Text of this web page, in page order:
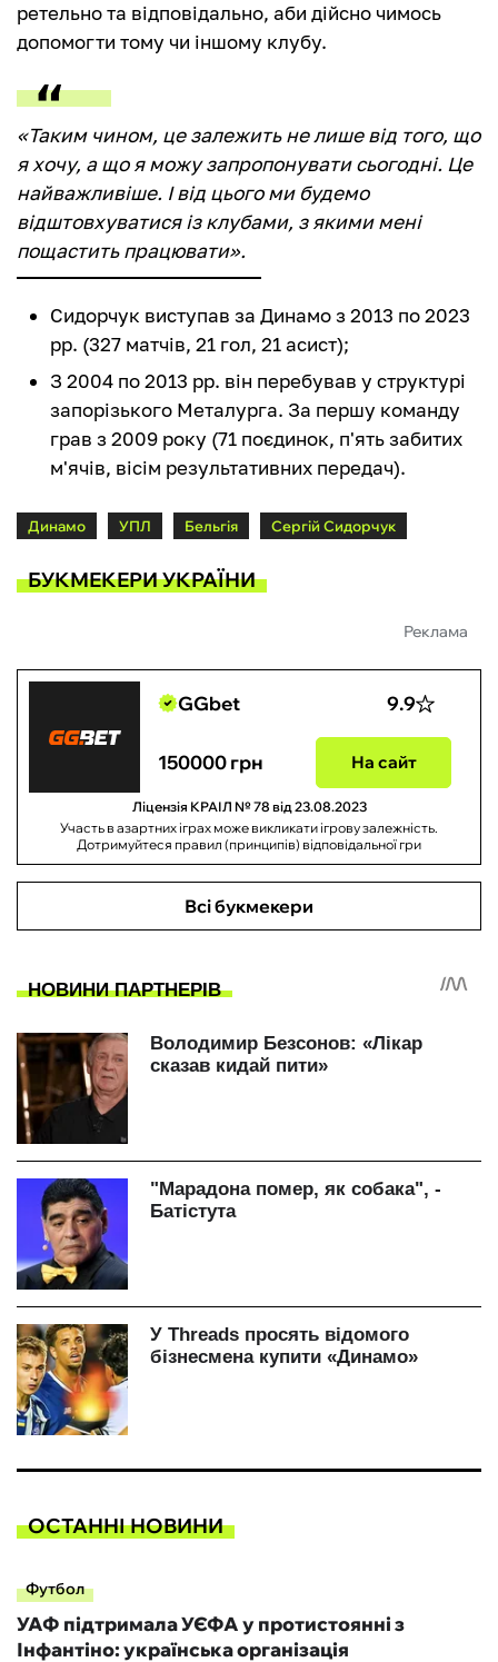
ретельно та відповідально, аби дійсно чимось
допомогти тому чи іншому клубу.
«Таким чином, це залежить не лише від того, що
я хочу, а що я можу запропонувати сьогодні. Це
найважливіше. І від цього ми будемо
відштовхуватися із клубами, з якими мені
пощастить працювати».
Сидорчук виступав за Динамо з 2013 по 2023
рр. (327 матчів, 21 гол, 21 асист);
З 2004 по 2013 рр. він перебував у структурі
запорізького Металурга. За першу команду
грав з 2009 року (71 поєдинок, п'ять забитих
м'ячів, вісім результативних передач).
Динамо УПЛ Бельгія Сергій Сидорчук
БУКМЕКЕРИ УКРАЇНИ
Реклама
GGbet 9.9
150000 грн На сайт
Ліцензія КРАІЛ № 78 від 23.08.2023
Участь в азартних іграх може викликати ігрову залежність.
Дотримуйтеся правил (принципів) відповідальної гри
Всі букмекери
ОСТАННІ НОВИНИ
Футбол
УАФ підтримала УЄФА у протистоянні з
Інфантіно: українська організація